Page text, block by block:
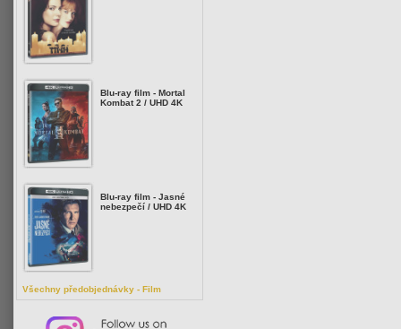
Blu-ray film - Mortal
Kombat 2 / UHD 4K
Blu-ray film - Jasné
nebezpečí / UHD 4K
Všechny předobjednávky - Film